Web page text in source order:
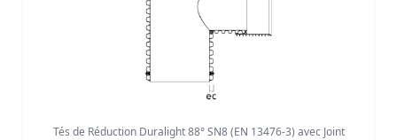
Tés de Réduction Duralight 88° SN8 (EN 13476-3) avec Joint